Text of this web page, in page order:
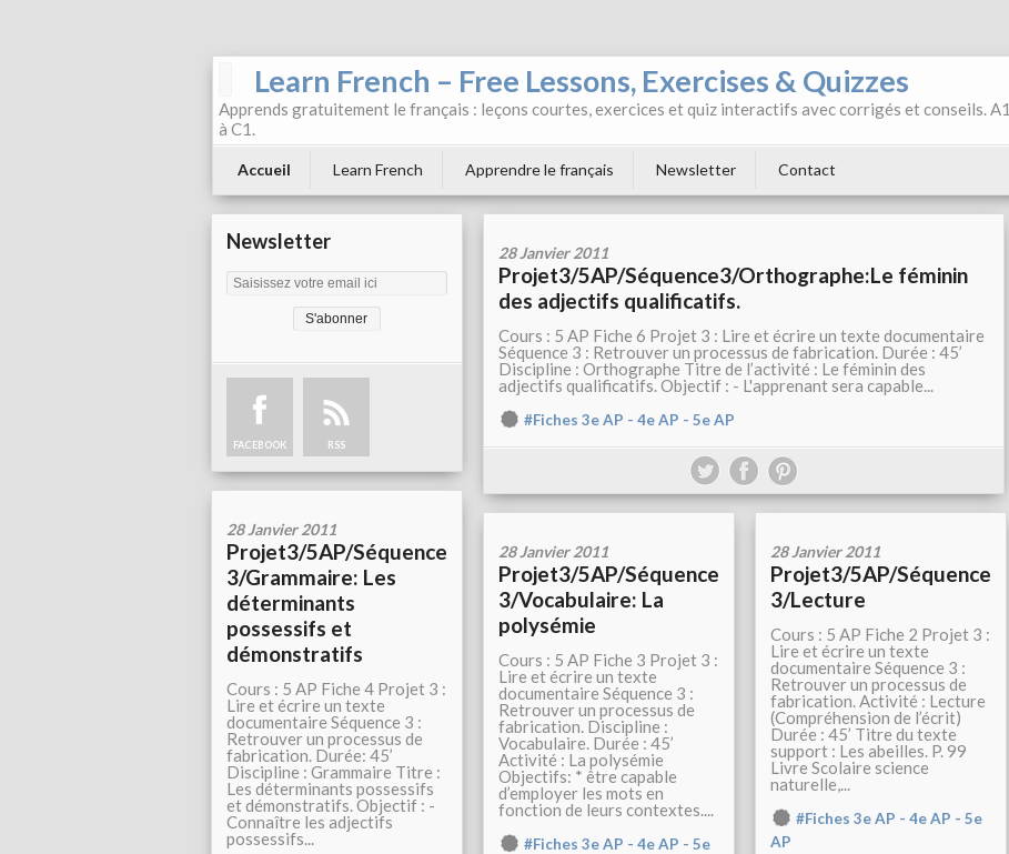
Learn French – Free Lessons, Exercises & Quizzes
Apprends gratuitement le français : leçons courtes, exercices et quiz interactifs avec corrigés et conseils. A1
à C1.
Accueil Learn French Apprendre le français Newsletter Contact
Newsletter
FACEBOOK RSS
28 Janvier 2011
Projet3/5AP/Séquence3/Orthographe:Le féminin
des adjectifs qualificatifs.
Cours : 5 AP Fiche 6 Projet 3 : Lire et écrire un texte documentaire
Séquence 3 : Retrouver un processus de fabrication. Durée : 45’
Discipline : Orthographe Titre de l’activité : Le féminin des
adjectifs qualificatifs. Objectif : - L'apprenant sera capable...
#Fiches 3e AP - 4e AP - 5e AP
28 Janvier 2011
Projet3/5AP/Séquence
3/Grammaire: Les
déterminants
possessifs et
démonstratifs
Cours : 5 AP Fiche 4 Projet 3 :
Lire et écrire un texte
documentaire Séquence 3 :
Retrouver un processus de
fabrication. Durée: 45’
Discipline : Grammaire Titre :
Les déterminants possessifs
et démonstratifs. Objectif : -
Connaître les adjectifs
possessifs...
28 Janvier 2011
Projet3/5AP/Séquence
3/Vocabulaire: La
polysémie
Cours : 5 AP Fiche 3 Projet 3 :
Lire et écrire un texte
documentaire Séquence 3 :
Retrouver un processus de
fabrication. Discipline :
Vocabulaire. Durée : 45’
Activité : La polysémie
Objectifs: * être capable
d’employer les mots en
fonction de leurs contextes....
#Fiches 3e AP - 4e AP - 5e
28 Janvier 2011
Projet3/5AP/Séquence
3/Lecture
Cours : 5 AP Fiche 2 Projet 3 :
Lire et écrire un texte
documentaire Séquence 3 :
Retrouver un processus de
fabrication. Activité : Lecture
(Compréhension de l’écrit)
Durée : 45’ Titre du texte
support : Les abeilles. P. 99
Livre Scolaire science
naturelle,...
#Fiches 3e AP - 4e AP - 5e
AP